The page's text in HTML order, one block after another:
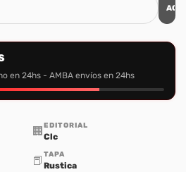
cantidad
en 24hs - AMBA envíos en 24hs
🏢 EDITORIAL
Clc
📕 TAPA
Rustica